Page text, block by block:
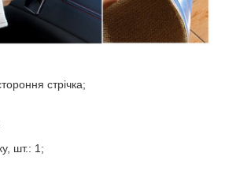
стрічка;
шт.: 1;